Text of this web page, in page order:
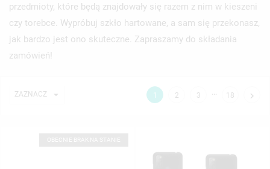
przedmioty, które będą znajdowały się razem z nim w kieszeni
czy torebce. Wypróbuj szkło hartowane, a sam się przekonasz,
jak bardzo jest ono skuteczne. Zapraszamy do składania
zamówień!
ZAZNACZ  1 2 3 … 18 